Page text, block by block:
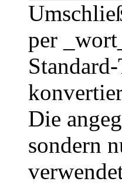
per
Die
sondern